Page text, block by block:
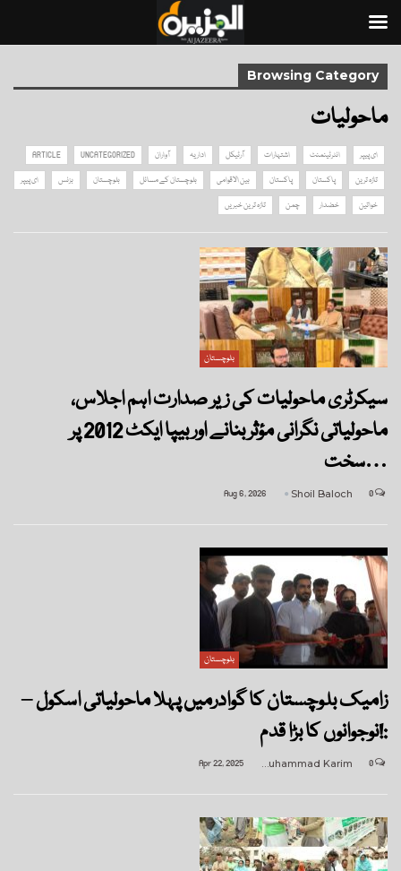
Browsing Category
ماحولیات
ARTICLE UNCATEGORIZED آواران اداریہ آرٹیکل اشتہارات انٹرٹینمنٹ
ای پیپر
ای پیپر
بزنس بلوچستان بلوچستان کے مسائل بین الاقوامی پاکستان پاکستان
تازہ ترین
تازہ ترین خبریں
چمن خضدار خواتین
بلوچستان
سیکرٹری ماحولیات کی زیر صدارت اہم اجلاس،
ماحولیاتی نگرانی مؤثر بنانے اور بیپا ایکٹ 2012 پر
سخت…
Shoil Baloch
Aug 6, 2026
بلوچستان
زامیک بلوچستان کا گوادرمیں پہلا ماحولیاتی اسکول –
نوجوانوں کا بڑا قدم!:
Apr 22, 2025